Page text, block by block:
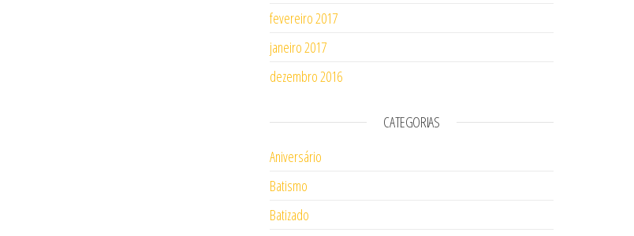
fevereiro 2017
janeiro 2017
dezembro 2016
CATEGORIAS
Aniversário
Batismo
Batizado